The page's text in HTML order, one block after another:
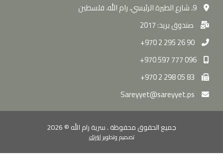
9، شارع الطيرة الرئيسي، رام الله، فلسطين
صندوق بريد: 2017
90 26 295 2 970+
096 777 597 970+
83 05 298 2 970+
Sareyyet@sareyyet.ps
جميع الحقوق محفوظة . سرية رام الله © 2026
تصميم وتطويرانترتك